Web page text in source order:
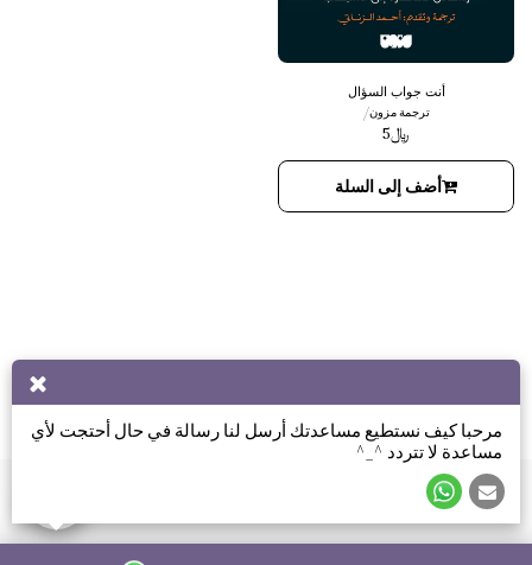
أنت جواب السؤال
ترجمة مزون/
﷼5
أضف إلى السلة
مرحبا كيف نستطيع مساعدتك أرسل لنا رسالة في حال أحتجت لأي
مساعدة لا تتردد ^_^